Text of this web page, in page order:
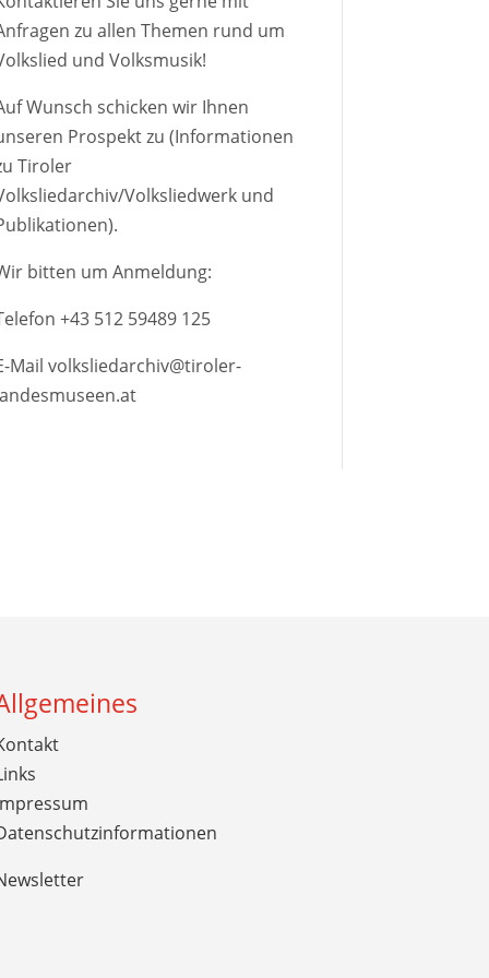
zu allen Themen rund um
und Volksmusik!
Wunsch schicken wir Ihnen
Prospekt zu (Informationen
Tiroler
Volksliedwerk und
bitten um Anmeldung:
+43 512 59489 125
Mail volksliedarchiv@tiroler-